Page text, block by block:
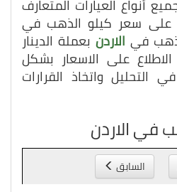
أنواع العيارات المتعارف
على سعر كيلو الذهب في
في الاردن بعملة الدينار
على الاسعار بشكل
واتخاذ القرارات
في الاردن
السابق